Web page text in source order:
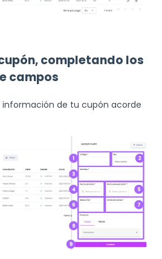
completando los
campos
información de tu cupón acorde